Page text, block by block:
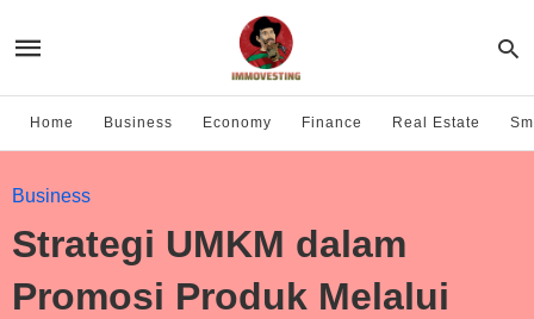
Home Business Economy Finance Real Estate
Business
Strategi UMKM dalam
Promosi Produk Melalui